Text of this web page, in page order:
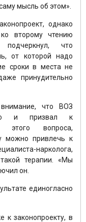
мысль об этом».
однако
второму чтению
что
от которой надо
сроки в места не
принудительно
что ВОЗ
и призвал к
этого вопроса,
можно привлечь к
нарколога,
терапии. «Мы
он.
единогласно
к законопроекту, в